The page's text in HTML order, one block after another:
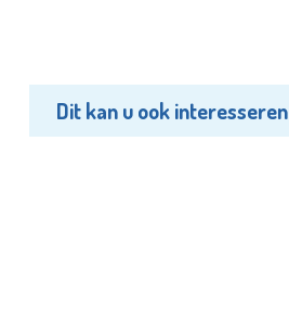
Dit kan u ook interesseren